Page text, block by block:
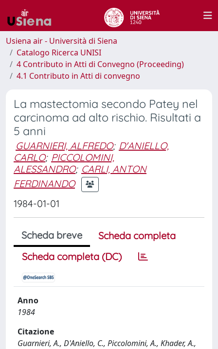
Usiena air - Università di Siena
Catalogo Ricerca UNISI
4 Contributo in Atti di Convegno (Proceeding)
4.1 Contributo in Atti di convegno
La mastectomia secondo Patey nel
carcinoma ad alto rischio. Risultati a
5 anni
GUARNIERI, ALFREDO; D'ANIELLO,
CARLO; PICCOLOMINI,
ALESSANDRO; CARLI, ANTON
FERDINANDO
1984-01-01
Scheda breve
Scheda completa
Scheda completa (DC)
Anno
1984
Citazione
Guarnieri, A., D'Aniello, C., Piccolomini, A., Khader, A.,